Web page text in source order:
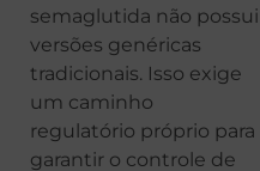
semaglutida não possui
versões genéricas
tradicionais. Isso exige
um caminho
regulatório próprio para
garantir o controle de